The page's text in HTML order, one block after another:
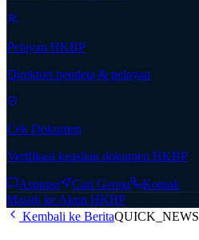
Pelayan HKBP
Direktori pendeta & pelayan
Cek Dokumen
Verifikasi keaslian dokumen HKBP
Aspirasi Cari Gereja
Kontak
Masuk ke Akun HKBP
Kembali ke BeritaQUICK_NEWS